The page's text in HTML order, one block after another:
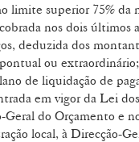
limite superior 75% da
nos dois últimos
deduzida dos
ou
de liquidação de
em vigor da Lei
Geral do Orçamento e
local, à Direcção-